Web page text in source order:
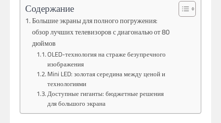
Содержание
Большие экраны для полного погружения:
обзор лучших телевизоров с диагональю от 80
дюймов
OLED-технология на страже безупречного
изображения
Mini LED: золотая середина между ценой и
технологиями
Доступные гиганты: бюджетные решения
для большого экрана